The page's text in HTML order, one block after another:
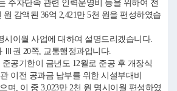
주차단속 관련 인력운영비 등을 위하여 전
원 감액된 36억 2,421만 5천 원을 편성하였습
시이월 사업에 대하여 설명드리겠습니다.
Ⅲ권 20쪽, 교통행정과입니다.
공기한이 금년도 12월로 준공 후 개장식
이전 공과금 납부를 위한 시설부대비
며, 이 중 3,023만 2천 원 명시이월 편성하였